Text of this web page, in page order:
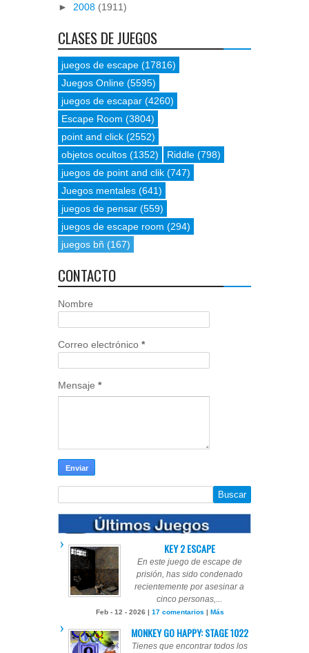
► 2008 (1911)
CLASES DE JUEGOS
juegos de escape (17816)
Juegos Online (5595)
juegos de escapar (4260)
Escape Room (3804)
point and click (2552)
objetos ocultos (1352) Riddle (798)
juegos de point and clik (747)
Juegos mentales (641)
juegos de pensar (559)
juegos de escape room (294)
juegos bñ (167)
CONTACTO
Nombre
Correo electrónico *
Mensaje *
KEY 2 ESCAPE
En este juego de escape de
prisión, has sido condenado
recientemente por asesinar a
cinco personas,...
Feb - 12 - 2026 | 17 comentarios | Más
MONKEY GO HAPPY: STAGE 1022
Tienes que encontrar todos los